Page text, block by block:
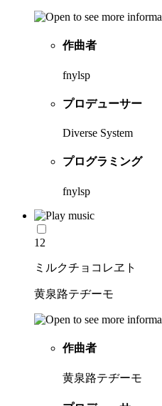
作曲者
fnylsp
プロデューサー
Diverse System
プログラミング
fnylsp
12
ミルクチョコレヱト
黄泉路テヂーモ
作曲者
黄泉路テヂーモ